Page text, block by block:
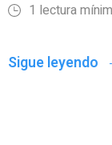
1 lectura
Sigue leyendo